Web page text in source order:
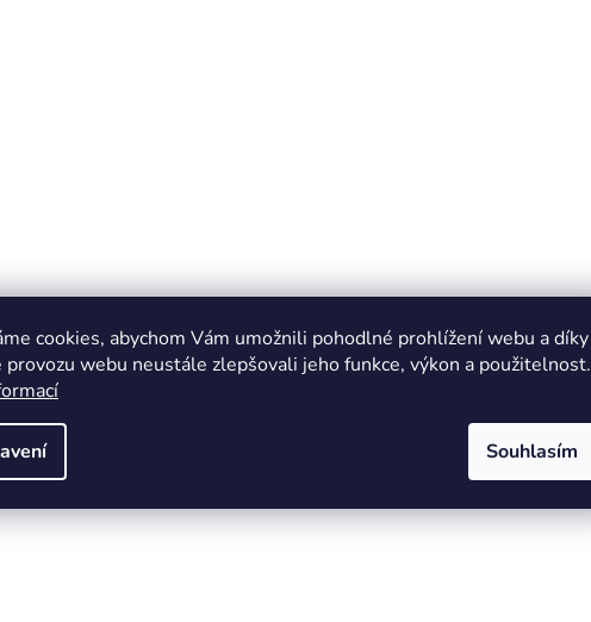
cookies, abychom Vám umožnili pohodlné prohlížení webu a díky
provozu webu neustále zlepšovali jeho funkce, výkon a použitelnost.
Souhlasím